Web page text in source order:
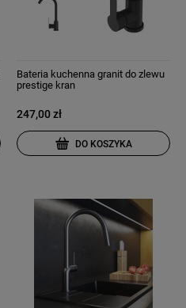
Bateria kuchenna granit do zlewu
prestige kran
247,00 zł
DO KOSZYKA